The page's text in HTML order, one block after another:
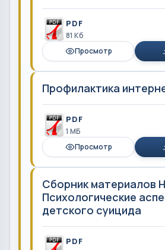
PDF
81 Кб
Просмотр
Профилактика
PDF
1 MБ
Просмотр
Сборник материалов
Психологические
детского суицида
PDF